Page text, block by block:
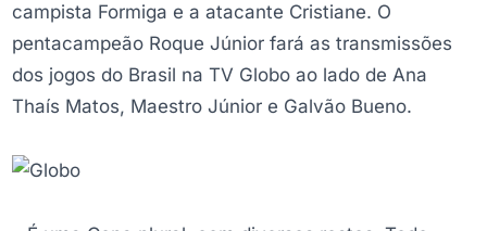
campista Formiga e a atacante Cristiane. O
pentacampeão Roque Júnior fará as transmissões
dos jogos do Brasil na TV Globo ao lado de Ana
Thaís Matos, Maestro Júnior e Galvão Bueno.